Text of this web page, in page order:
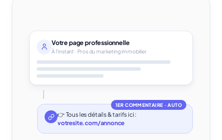
Votre page professionnelle
À l'instant · Pros du marketing immobilier
1ER COMMENTAIRE · AUTO
👉 Tous les détails & tarifs ici :
votresite.com/annonce